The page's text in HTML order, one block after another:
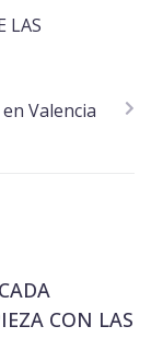
LAS
Valencia
CON LAS